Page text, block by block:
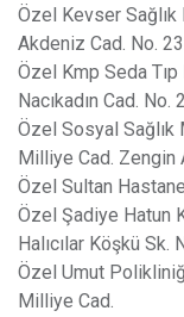
Özel Kevser
Akdeniz Cad. No. 23
Özel Kmp Seda
Nacıkadın Cad. No.
Özel Sosyal
Milliye Cad. Zengin
Özel Sultan
Özel Şadiye
Halıcılar Köşkü Sk.
Özel Umut
Milliye Cad.